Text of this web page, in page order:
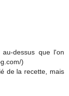
dessus que l'on
)
de la recette, mais